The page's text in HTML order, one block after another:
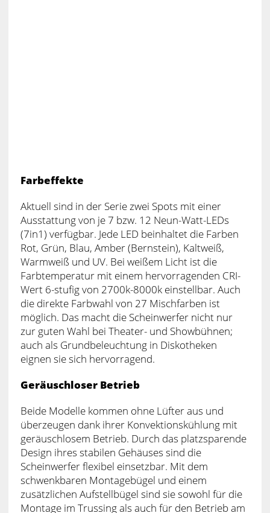
Farbeffekte
Aktuell sind in der Serie zwei Spots mit einer
Ausstattung von je 7 bzw. 12 Neun-Watt-LEDs
(7in1) verfügbar. Jede LED beinhaltet die Farben
Rot, Grün, Blau, Amber (Bernstein), Kaltweiß,
Warmweiß und UV. Bei weißem Licht ist die
Farbtemperatur mit einem hervorragenden CRI-
Wert 6-stufig von 2700k-8000k einstellbar. Auch
die direkte Farbwahl von 27 Mischfarben ist
möglich. Das macht die Scheinwerfer nicht nur
zur guten Wahl bei Theater- und Showbühnen;
auch als Grundbeleuchtung in Diskotheken
eignen sie sich hervorragend.
Geräuschloser Betrieb
Beide Modelle kommen ohne Lüfter aus und
überzeugen dank ihrer Konvektionskühlung mit
geräuschlosem Betrieb. Durch das platzsparende
Design ihres stabilen Gehäuses sind die
Scheinwerfer flexibel einsetzbar. Mit dem
schwenkbaren Montagebügel und einem
zusätzlichen Aufstellbügel sind sie sowohl für die
Montage im Trussing als auch für den Betrieb am